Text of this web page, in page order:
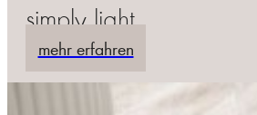
simply light
mehr erfahren